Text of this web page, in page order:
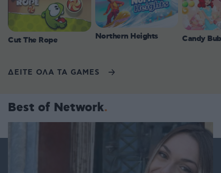
Cut The Rope Northern Heights Candy
ΔΕΙΤΕ ΟΛΑ ΤΑ GAMES
Best of Network